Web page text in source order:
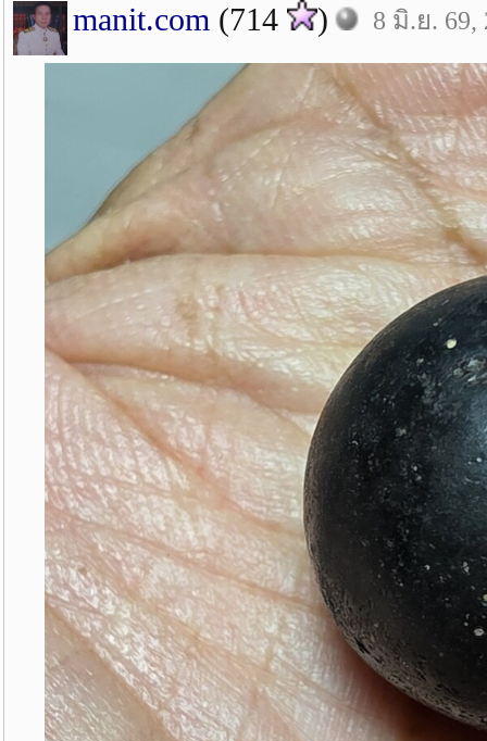
manit.com (714 ) 8 มิ.ย. 69,